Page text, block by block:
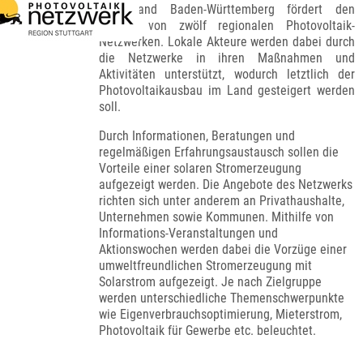
Das Land Baden-Württemberg fördert den
Aufbau von zwölf regionalen Photovoltaik-
Netzwerken. Lokale Akteure werden dabei durch
die Netzwerke in ihren Maßnahmen und
Aktivitäten unterstützt, wodurch letztlich der
Photovoltaikausbau im Land gesteigert werden
soll.
Durch Informationen, Beratungen und
regelmäßigen Erfahrungsaustausch sollen die
Vorteile einer solaren Stromerzeugung
aufgezeigt werden. Die Angebote des Netzwerks
richten sich unter anderem an Privathaushalte,
Unternehmen sowie Kommunen. Mithilfe von
Informations-Veranstaltungen und
Aktionswochen werden dabei die Vorzüge einer
umweltfreundlichen Stromerzeugung mit
Solarstrom aufgezeigt. Je nach Zielgruppe
werden unterschiedliche Themenschwerpunkte
wie Eigenverbrauchsoptimierung, Mieterstrom,
Photovoltaik für Gewerbe etc. beleuchtet.